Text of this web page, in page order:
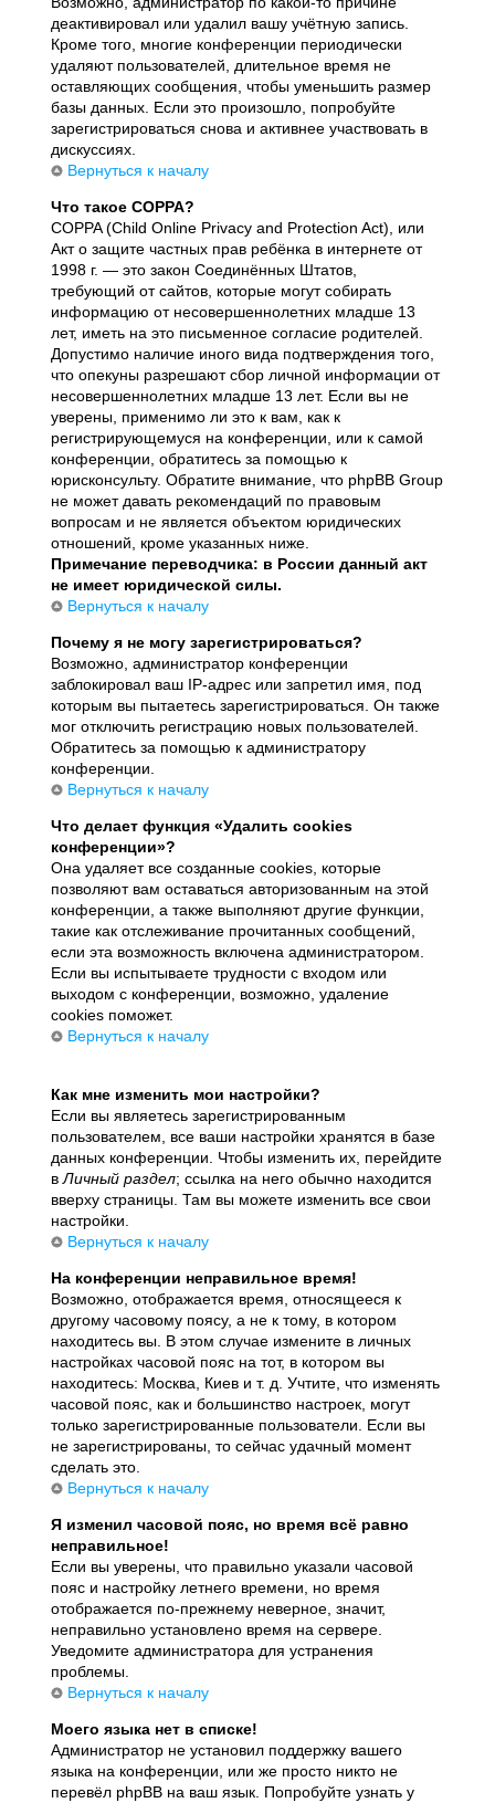
деактивировал или удалил вашу учётную запись.
Кроме того, многие конференции периодически
удаляют пользователей, длительное время не
оставляющих сообщения, чтобы уменьшить размер
базы данных. Если это произошло, попробуйте
зарегистрироваться снова и активнее участвовать в
дискуссиях.
Вернуться к началу
Что такое COPPA?
COPPA (Child Online Privacy and Protection Act), или
Акт о защите частных прав ребёнка в интернете от
1998 г. — это закон Соединённых Штатов,
требующий от сайтов, которые могут собирать
информацию от несовершеннолетних младше 13
лет, иметь на это письменное согласие родителей.
Допустимо наличие иного вида подтверждения того,
что опекуны разрешают сбор личной информации от
несовершеннолетних младше 13 лет. Если вы не
уверены, применимо ли это к вам, как к
регистрирующемуся на конференции, или к самой
конференции, обратитесь за помощью к
юрисконсульту. Обратите внимание, что phpBB Group
не может давать рекомендаций по правовым
вопросам и не является объектом юридических
отношений, кроме указанных ниже.
Примечание переводчика: в России данный акт
не имеет юридической силы.
Вернуться к началу
Почему я не могу зарегистрироваться?
Возможно, администратор конференции
заблокировал ваш IP-адрес или запретил имя, под
которым вы пытаетесь зарегистрироваться. Он также
мог отключить регистрацию новых пользователей.
Обратитесь за помощью к администратору
конференции.
Вернуться к началу
Что делает функция «Удалить cookies
конференции»?
Она удаляет все созданные cookies, которые
позволяют вам оставаться авторизованным на этой
конференции, а также выполняют другие функции,
такие как отслеживание прочитанных сообщений,
если эта возможность включена администратором.
Если вы испытываете трудности с входом или
выходом с конференции, возможно, удаление
cookies поможет.
Вернуться к началу
Как мне изменить мои настройки?
Если вы являетесь зарегистрированным
пользователем, все ваши настройки хранятся в базе
данных конференции. Чтобы изменить их, перейдите
вЛичный раздел; ссылка на него обычно находится
вверху страницы. Там вы можете изменить все свои
настройки.
Вернуться к началу
На конференции неправильное время!
Возможно, отображается время, относящееся к
другому часовому поясу, а не к тому, в котором
находитесь вы. В этом случае измените в личных
настройках часовой пояс на тот, в котором вы
находитесь: Москва, Киев и т. д. Учтите, что изменять
часовой пояс, как и большинство настроек, могут
только зарегистрированные пользователи. Если вы
не зарегистрированы, то сейчас удачный момент
сделать это.
Вернуться к началу
Я изменил часовой пояс, но время всё равно
неправильное!
Если вы уверены, что правильно указали часовой
пояс и настройку летнего времени, но время
отображается по-прежнему неверное, значит,
неправильно установлено время на сервере.
Уведомите администратора для устранения
проблемы.
Вернуться к началу
Моего языка нет в списке!
Администратор не установил поддержку вашего
языка на конференции, или же просто никто не
перевёл phpBB на ваш язык. Попробуйте узнать у